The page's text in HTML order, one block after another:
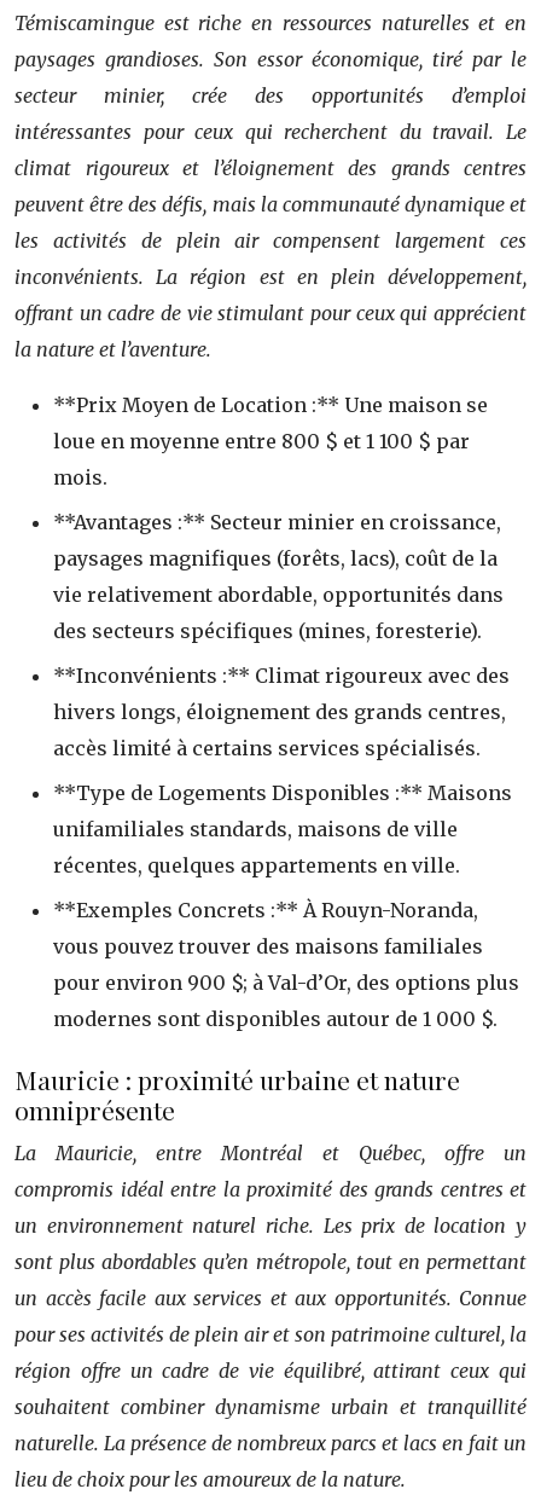
Témiscamingue est riche en ressources naturelles et en
paysages grandioses. Son essor économique, tiré par le
secteur minier, crée des opportunités d’emploi
intéressantes pour ceux qui recherchent du travail. Le
climat rigoureux et l’éloignement des grands centres
peuvent être des défis, mais la communauté dynamique et
les activités de plein air compensent largement ces
inconvénients. La région est en plein développement,
offrant un cadre de vie stimulant pour ceux qui apprécient
la nature et l’aventure.
**Prix Moyen de Location :** Une maison se
loue en moyenne entre 800 $ et 1 100 $ par
mois.
**Avantages :** Secteur minier en croissance,
paysages magnifiques (forêts, lacs), coût de la
vie relativement abordable, opportunités dans
des secteurs spécifiques (mines, foresterie).
**Inconvénients :** Climat rigoureux avec des
hivers longs, éloignement des grands centres,
accès limité à certains services spécialisés.
**Type de Logements Disponibles :** Maisons
unifamiliales standards, maisons de ville
récentes, quelques appartements en ville.
**Exemples Concrets :** À Rouyn-Noranda,
vous pouvez trouver des maisons familiales
pour environ 900 $; à Val-d’Or, des options plus
modernes sont disponibles autour de 1 000 $.
Mauricie : proximité urbaine et nature
omniprésente
La Mauricie, entre Montréal et Québec, offre un
compromis idéal entre la proximité des grands centres et
un environnement naturel riche. Les prix de location y
sont plus abordables qu’en métropole, tout en permettant
un accès facile aux services et aux opportunités. Connue
pour ses activités de plein air et son patrimoine culturel, la
région offre un cadre de vie équilibré, attirant ceux qui
souhaitent combiner dynamisme urbain et tranquillité
naturelle. La présence de nombreux parcs et lacs en fait un
lieu de choix pour les amoureux de la nature.